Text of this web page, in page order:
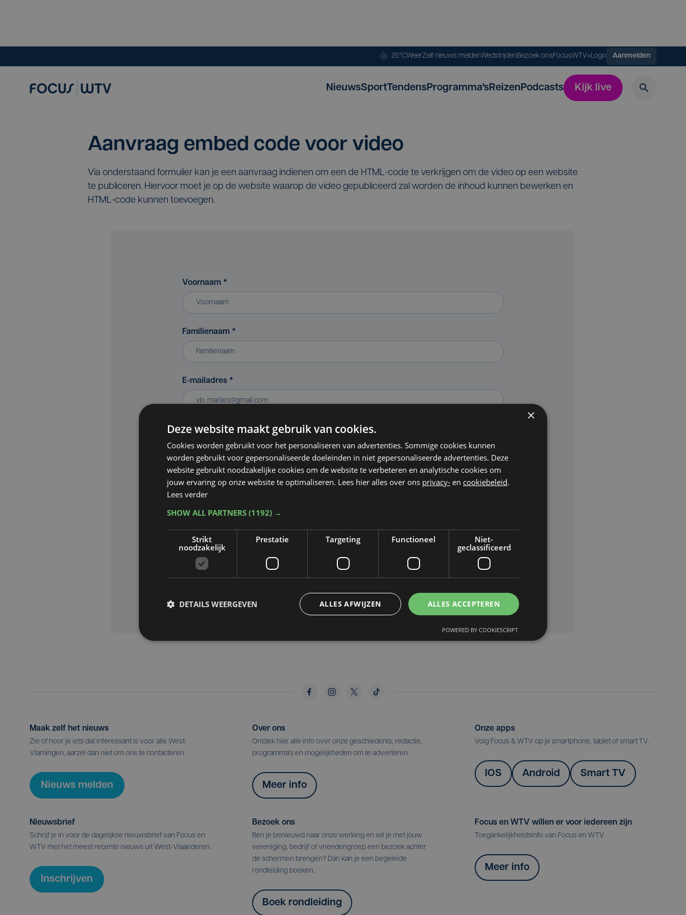
25°CWeerZelf nieuws meldenWedstrijdenBezoek onsFocusWTV+Logo Aanmelden
NieuwsSportTendensProgramma'sReizenPodcasts Kijk live
Aanvraag embed code voor video
Via onderstaand formulier kan je een aanvraag indienen om een de HTML-code te verkrijgen om de video op een website
te publiceren. Hiervoor moet je op de website waarop de video gepubliceerd zal worden de inhoud kunnen bewerken en
HTML-code kunnen toevoegen.
Voornaam *
Familienaam *
E-mailadres *
Bedrijf of vereniging (indien van toepassing)
Website waarop de video gepubliceerd zal worden*
Google zijn van toepassing.
Aanvragen
Maak zelf het nieuws
Zie of hoor je iets dat interessant is voor alle West-
Vlamingen, aarzel dan niet om ons te contacteren.
Nieuws melden
Over ons
Ontdek hier alle info over onze geschiedenis, redactie,
programma's en mogelijkheden om te adverteren.
Meer info
Onze apps
Volg Focus & WTV op je smartphone, tablet of smart TV.
IOS Android Smart TV
Nieuwsbrief
Schrijf je in voor de dagelijkse nieuwsbrief van Focus en
WTV met het meest recente nieuws uit West-Vlaanderen.
Inschrijven
Bezoek ons
Ben je benieuwd naar onze werking en wil je met jouw
vereniging, bedrijf of vriendengroep een bezoek achter
de schermen brengen? Dan kan je een begeleide
rondleiding boeken.
Boek rondleiding
Focus en WTV willen er voor iedereen zijn
Toegankelijkheidsinfo van Focus en WTV
Meer info
×
Deze website maakt gebruik van cookies.
Cookies worden gebruikt voor het personaliseren van advertenties. Sommige cookies kunnen
worden gebruikt voor gepersonaliseerde doeleinden in niet gepersonaliseerde advertenties. Deze
website gebruikt noodzakelijke cookies om de website te verbeteren en analytische cookies om
jouw ervaring op onze website te optimaliseren. Lees hier alles over ons privacy- en cookiebeleid.
Lees verder
SHOW ALL PARTNERS (1192) →
Strikt
noodzakelijk
Prestatie Targeting Functioneel
Niet-
geclassificeerd
ALLES ACCEPTEREN
ALLES AFWIJZEN
DETAILS WEERGEVEN
POWERED BY COOKIESCRIPT